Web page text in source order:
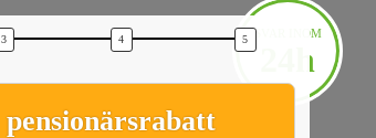
SVAR INOM
24h